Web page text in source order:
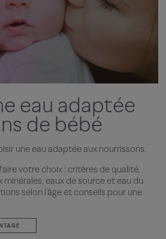
eau adaptée
de bébé
une eau adaptée aux nourrissons.
votre choix : critères de qualité,
eaux de source et eau du
selon l’âge et conseils pour une